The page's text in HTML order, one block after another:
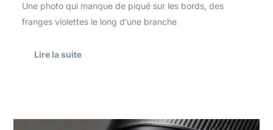
Une photo qui manque de piqué sur les bords, des
franges violettes le long d’une branche
Lire la suite